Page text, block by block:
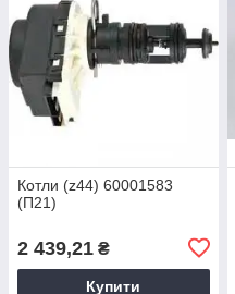
Котли (z44) 60001583
(П21)
2 439,21 ₴
Купити